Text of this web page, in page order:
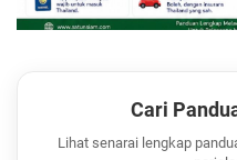
Cari
Lihat senarai lengkap